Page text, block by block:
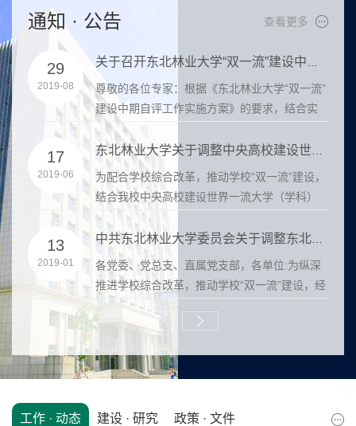
通知 · 公告 查看更多
林业大学“双一流”
的要求，结合实
东北林业大学关于调整中央高校建设世界一流大学（学科）和特...
“双一流”建设，
流大学（学科）
中共东北林业大学委员会关于调整东北林业大学“双一流”建设...
，各单位:为纵深
“双一流”建设，经
15
2024-10
根据国务院学位委员会下发的《博士
位授权学科和专业学位授权类别动态
31
2023-05
各有关单位：为深入推进学校新一轮“
设，引导学校高质量发展，以评促建
28
2021-06
为贯彻落实国家有关文件要求和《东
学教育事业发展“十四五”规划编制工作
工作 · 动态 建设 · 研究 政策 · 文件